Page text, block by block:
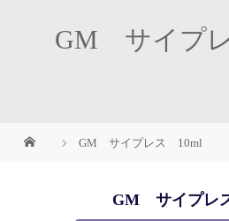
GM サイプ
GM サイプレス 10ml
GM サイプレ